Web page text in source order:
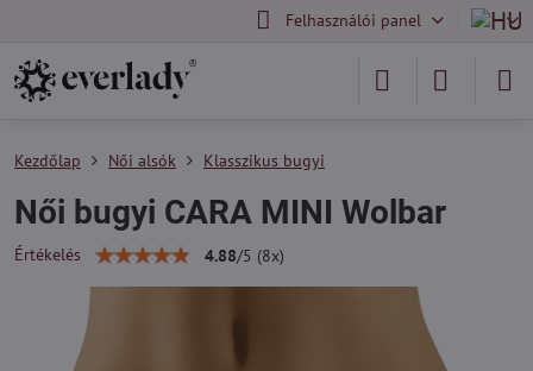
Felhasználói panel
Kezdőlap Női alsók Klasszikus bugyi
Női bugyi CARA MINI Wolbar
Értékelés 4.88/5 (8x)